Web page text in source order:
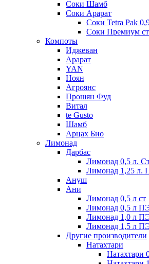
Соки Шамб
Соки Арарат
Соки Tetra Pak
Соки Премиум
Компоты
Иджеван
Арарат
YAN
Ноян
Агроянс
Прошян Фуд
Витал
te Gusto
Шамб
Арцах Био
Лимонад
Дарбас
Лимонад 0,5 л.
Лимонад 1,25 л.
Ануш
Ани
Лимонад 0,5 л ст
Лимонад 0,5 л
Лимонад 1,0 л
Лимонад 1,5 л
Другие производители
Натахтари
Натахтари